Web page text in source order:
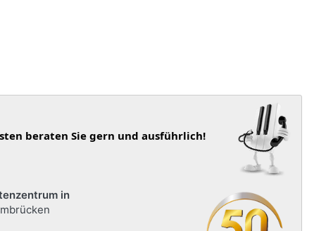
beraten Sie gern und ausführlich!
in